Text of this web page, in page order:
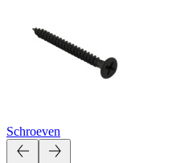
Schroeven